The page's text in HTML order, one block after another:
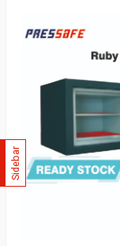
Sidebar